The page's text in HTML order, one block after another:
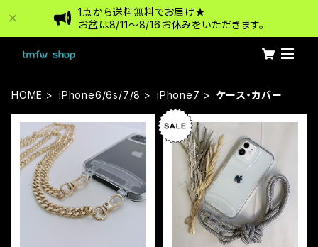
1点から送料無料でお届け★
お盆は8/11〜8/16お休みをいただきます。
HOME iPhone6/6s/7/8 iPhone7 ケース・カバー